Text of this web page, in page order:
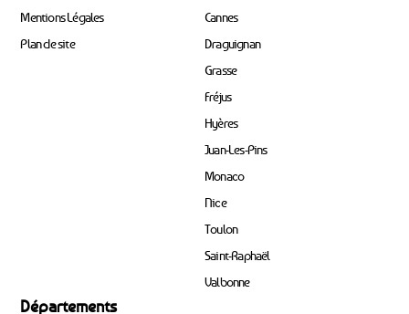
Mentions Légales
Plan de site
Cannes
Draguignan
Grasse
Fréjus
Hyères
Juan-Les-Pins
Monaco
Nice
Toulon
Saint-Raphaël
Valbonne
Départements